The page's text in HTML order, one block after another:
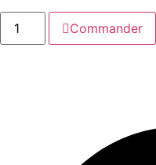
Commander